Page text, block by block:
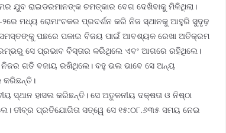
ଯୁବ ରାଇଡରମାନଙ୍କ ଚମତ୍କାର ବେଗ ଦେଖିବାକୁ ମିଳିଥିଲା।
ମଧ୍ୟ ରୋମାଂଚକର ପ୍ରଦର୍ଶନ କରି ନିଜ ସ୍ଥାନକୁ ଆହୁରି ସୁଦୃଢ଼
ପଛରେ ପକାଇ ବିଜୟ ପାଇଁ ଆବଶ୍ୟକ ରେଖା ଅତିକ୍ରମ
ସେ ପ୍ରଭାବ ବିସ୍ତାର କରିଥିଲେ ଏବଂ ଆଗରେ ରହିଥିଲେ।
ନିଜର ଗତି ବଜାୟ ରଖିଥିଲେ। ବହୁ ଭଲ ଭାବେ ସେ ଅନ୍ୟ
କରିଛନ୍ତି।
ସ୍ଥାନ ହାସଲ କରିଛନ୍ତି। ସେ ଅତୁଳନୀୟ ଦକ୍ଷତା ଓ ନିଷ୍ଠା
ତୀବ୍ର ପ୍ରତିଯୋଗିତା ସତ୍ୱେ ସେ ୧୫:୦୮.୬୩୫ ସମୟ ନେଇ